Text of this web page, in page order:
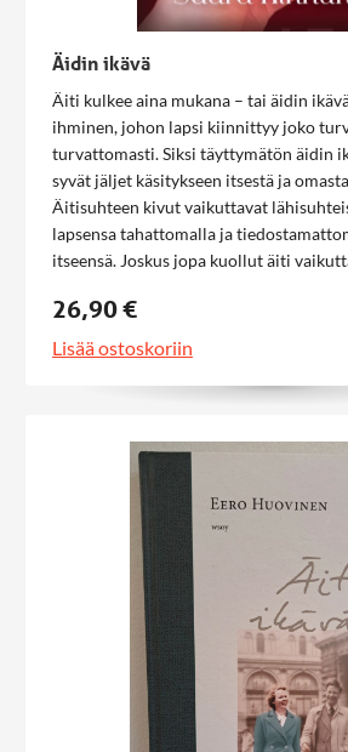
Äidin ikävä
Äiti kulkee aina mukana – tai äidin
ihminen, johon lapsi kiinnittyy joko
turvattomasti. Siksi täyttymätön äidin
syvät jäljet käsitykseen itsestä ja
Äitisuhteen kivut vaikuttavat
lapsensa tahattomalla ja
itseensä. Joskus jopa kuollut äiti
tekoon ja aiheuttaa syyllisyyttä tai
tarkoitettu sielunhoito- ja terapiatyötä
kanssa työskentelemisestä
26,90 €
Lisää ostoskoriin